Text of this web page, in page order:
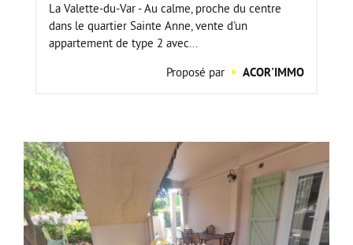
La Valette-du-Var - Au calme, proche du centre
dans le quartier Sainte Anne, vente d'un
appartement de type 2 avec...
Proposé par
ACOR'IMMO